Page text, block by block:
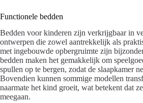
Functionele bedden
Bedden voor kinderen zijn verkrijgbaar in
ontwerpen die zowel aantrekkelijk als
met ingebouwde opbergruimte zijn
bedden maken het gemakkelijk om
spullen op te bergen, zodat de slaapkamer
Bovendien kunnen sommige modellen
naarmate het kind groeit, wat betekent dat
meegaan.